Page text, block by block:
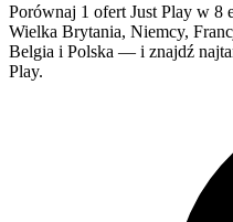
Porównaj 1 ofert Just Play w
Wielka Brytania, Niemcy,
Belgia i Polska — i znajdź
Play.